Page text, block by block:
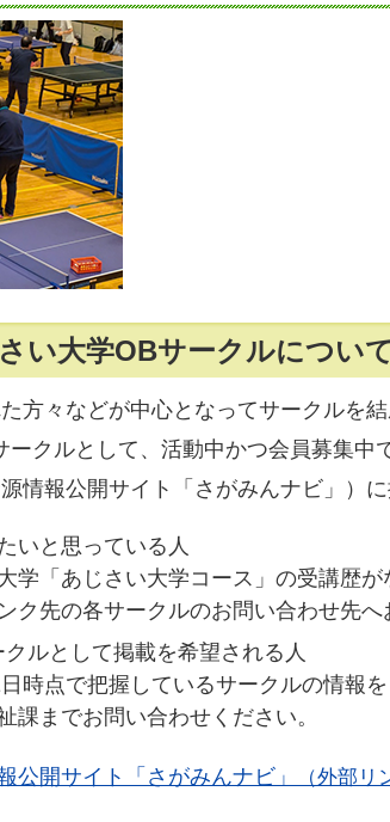
い大学OBサークルについて
方々などが中心となってサークルを
クルとして、活動中かつ会員募集中
情報公開サイト「さがみんナビ」）に
いと思っている人
学「あじさい大学コース」の受講歴
ク先の各サークルのお問い合わせ先へ
ルとして掲載を希望される人
時点で把握しているサークルの情報
課までお問い合わせください。
公開サイト「さがみんナビ」 （外部リ